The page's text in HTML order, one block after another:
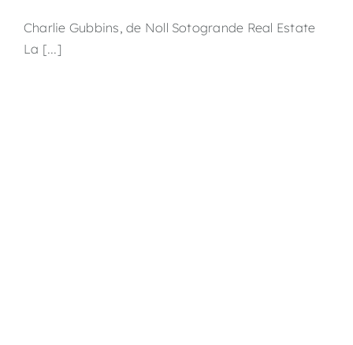
Charlie Gubbins, de Noll Sotogrande Real Estate
La [...]